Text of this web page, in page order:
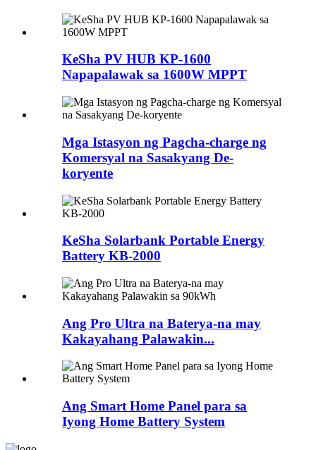
KeSha PV HUB KP-1600
Napapalawak sa 1600W MPPT
Mga Istasyon ng Pagcha-charge ng
Komersyal na Sasakyang De-
koryente
KeSha Solarbank Portable Energy
Battery KB-2000
Ang Pro Ultra na Baterya-na may
Kakayahang Palawakin...
Ang Smart Home Panel para sa
Iyong Home Battery System